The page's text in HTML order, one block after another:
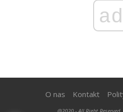
ad
O nas Kontakt
@2020 - All Right Reserved.